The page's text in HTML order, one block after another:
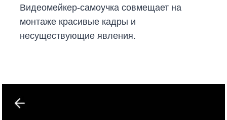
Видеомейкер-самоучка совмещает на
монтаже красивые кадры и
несуществующие явления.